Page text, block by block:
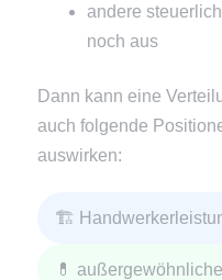
andere
noch aus
Dann kann eine
auch folgende
auswirken:
🏗️
💊